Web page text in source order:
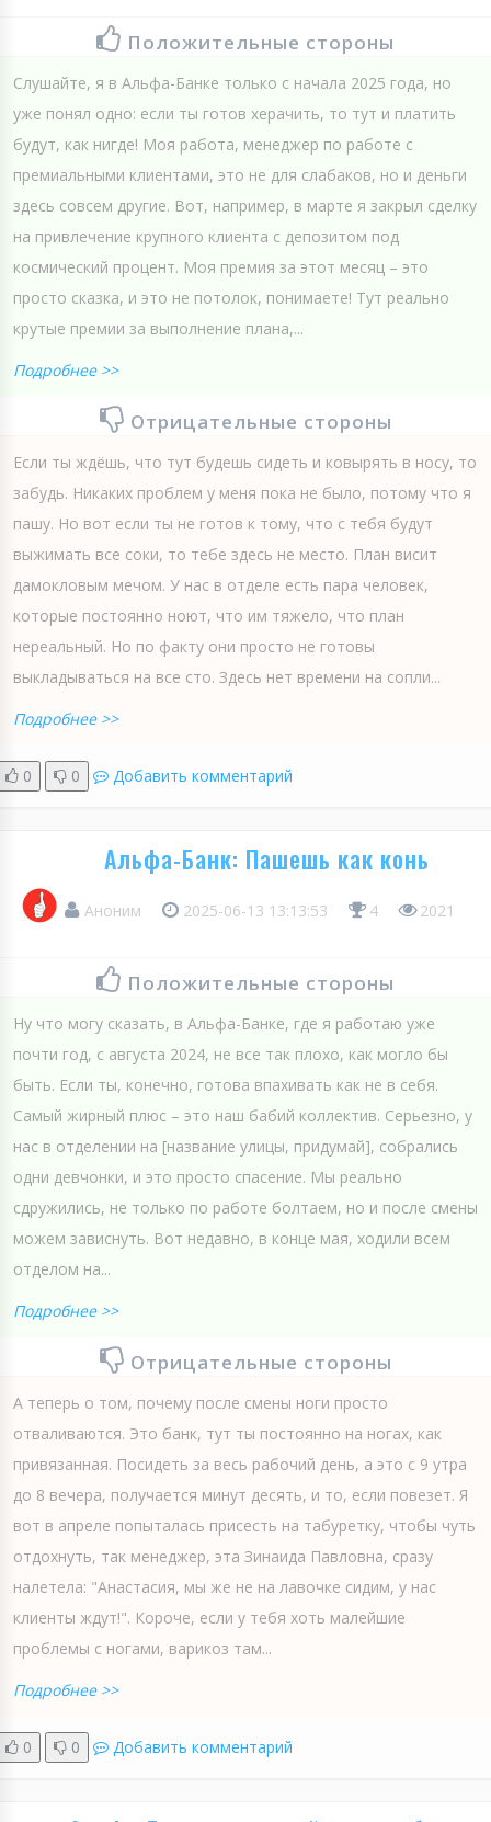
Положительные стороны
Слушайте, я в Альфа-Банке только с начала 2025 года, но
уже понял одно: если ты готов херачить, то тут и платить
будут, как нигде! Моя работа, менеджер по работе с
премиальными клиентами, это не для слабаков, но и деньги
здесь совсем другие. Вот, например, в марте я закрыл сделку
на привлечение крупного клиента с депозитом под
космический процент. Моя премия за этот месяц – это
просто сказка, и это не потолок, понимаете! Тут реально
крутые премии за выполнение плана,...
Подробнее >>
Отрицательные стороны
Если ты ждёшь, что тут будешь сидеть и ковырять в носу, то
забудь. Никаких проблем у меня пока не было, потому что я
пашу. Но вот если ты не готов к тому, что с тебя будут
выжимать все соки, то тебе здесь не место. План висит
дамокловым мечом. У нас в отделе есть пара человек,
которые постоянно ноют, что им тяжело, что план
нереальный. Но по факту они просто не готовы
выкладываться на все сто. Здесь нет времени на сопли...
Подробнее >>
0 0 Добавить комментарий
Альфа-Банк: Пашешь как конь
Аноним 2025-06-13 13:13:53 4 2021
Положительные стороны
Ну что могу сказать, в Альфа-Банке, где я работаю уже
почти год, с августа 2024, не все так плохо, как могло бы
быть. Если ты, конечно, готова впахивать как не в себя.
Самый жирный плюс – это наш бабий коллектив. Серьезно, у
нас в отделении на [название улицы, придумай], собрались
одни девчонки, и это просто спасение. Мы реально
сдружились, не только по работе болтаем, но и после смены
можем зависнуть. Вот недавно, в конце мая, ходили всем
отделом на...
Подробнее >>
Отрицательные стороны
А теперь о том, почему после смены ноги просто
отваливаются. Это банк, тут ты постоянно на ногах, как
привязанная. Посидеть за весь рабочий день, а это с 9 утра
до 8 вечера, получается минут десять, и то, если повезет. Я
вот в апреле попыталась присесть на табуретку, чтобы чуть
отдохнуть, так менеджер, эта Зинаида Павловна, сразу
налетела: "Анастасия, мы же не на лавочке сидим, у нас
клиенты ждут!". Короче, если у тебя хоть малейшие
проблемы с ногами, варикоз там...
Подробнее >>
0 0 Добавить комментарий